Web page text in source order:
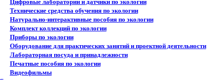
Цифровые лаборатории и датчики по экологии
Технические средства обучения по экологии
Натурально-интерактивные пособия по экологии
Комплект коллекций по экологии
Приборы по экологии
Оборудование для практических занятий и проектной деятельности
Лабораторная посуда и принадлежности
Печатные пособия по экологии
Видеофильмы